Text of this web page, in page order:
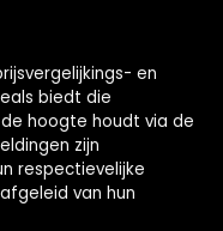
en
biedt die
hoogte houdt via de
zijn
respectievelijke
van hun